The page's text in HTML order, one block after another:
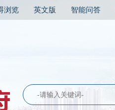
浏览 英文版 智能问答